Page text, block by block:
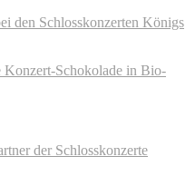
den Schlosskonzerten Königs
Schokolade in Bio-
der Schlosskonzerte